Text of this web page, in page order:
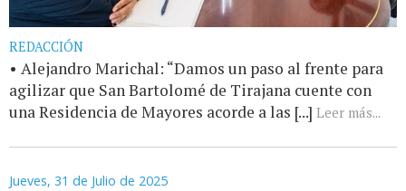
REDACCIÓN
• Alejandro Marichal: “Damos un paso al frente para
agilizar que San Bartolomé de Tirajana cuente con
una Residencia de Mayores acorde a las [...] Leer más...
Jueves, 31 de Julio de 2025